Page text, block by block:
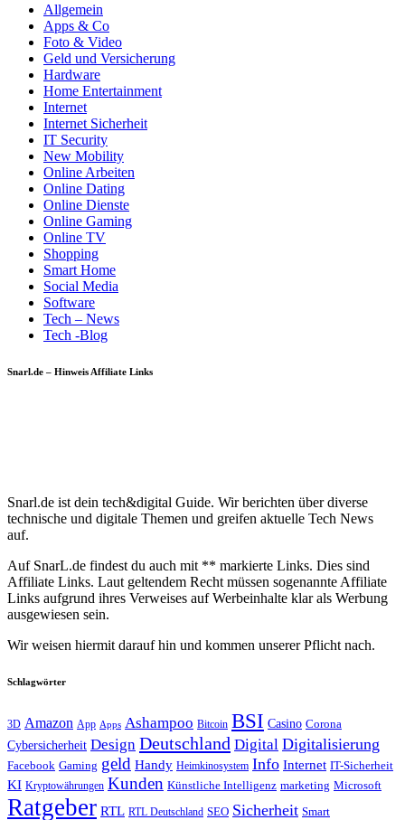
Allgemein
Apps & Co
Foto & Video
Geld und Versicherung
Hardware
Home Entertainment
Internet
Internet Sicherheit
IT Security
New Mobility
Online Arbeiten
Online Dating
Online Dienste
Online Gaming
Online TV
Shopping
Smart Home
Social Media
Software
Tech – News
Tech -Blog
Snarl.de – Hinweis Affiliate Links
Snarl.de ist dein tech&digital Guide. Wir berichten über diverse
technische und digitale Themen und greifen aktuelle Tech News
auf.
Auf SnarL.de findest du auch mit ** markierte Links. Dies sind
Affiliate Links. Laut geltendem Recht müssen sogenannte Affiliate
Links aufgrund ihres Verweises auf Werbeinhalte klar als Werbung
ausgewiesen sein.
Wir weisen hiermit darauf hin und kommen unserer Pflicht nach.
Schlagwörter
3D Amazon App Apps Ashampoo Bitcoin BSI Casino Corona
Cybersicherheit Design Deutschland Digital Digitalisierung
Facebook Gaming geld Handy Heimkinosystem Info Internet IT-Sicherheit
KI Kryptowährungen Kunden Künstliche Intelligenz marketing Microsoft
Ratgeber RTL RTL Deutschland SEO Sicherheit Smart